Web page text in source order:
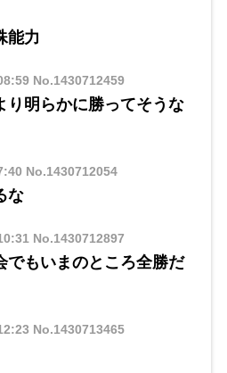
能力
No.1430712459
り明らかに勝ってそうな
No.1430712054
な
No.1430712897
でもいまのところ全勝だ
No.1430713465